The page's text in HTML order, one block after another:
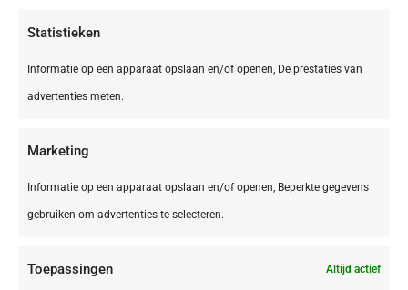
Statistieken
Informatie op een apparaat opslaan en/of openen, De prestaties van
advertenties meten.
Marketing
Informatie op een apparaat opslaan en/of openen, Beperkte gegevens
gebruiken om advertenties te selecteren.
Toepassingen Altijd actief